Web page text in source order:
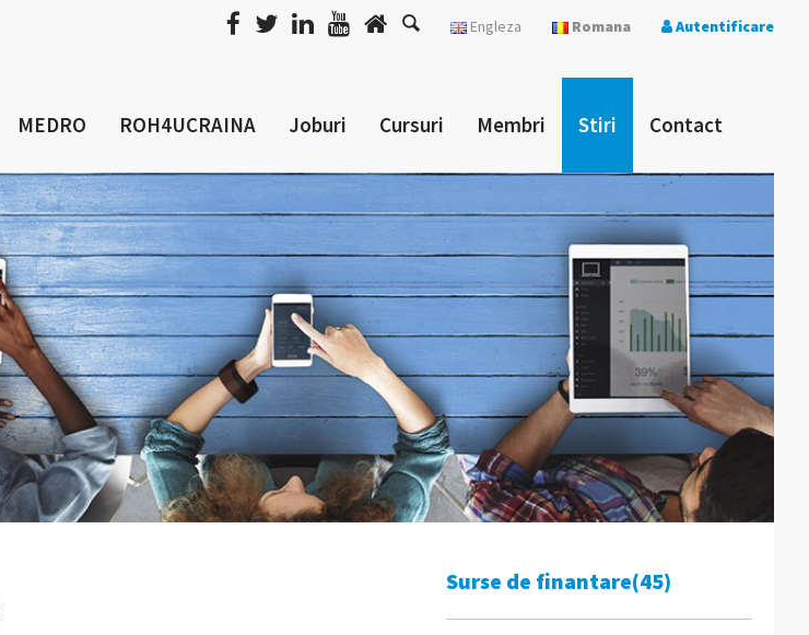
Engleza Romana Autentificare
MEDRO ROH4UCRAINA Joburi Cursuri Membri Stiri Contact
Surse de finantare(45)